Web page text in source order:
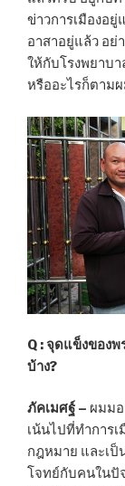
ข่าวการเมืองอ
อาสาอยู่แล้ว อย่
ให้กับโรงพยาบ
หรืออะไรก็ตาม
Q : จุดแข็งของ
บ้าง?
ภัคเมศฐ์ – ผมม
เน้นไปที่ทำการเ
กฎหมาย และเ
โจทย์กับคนในปั